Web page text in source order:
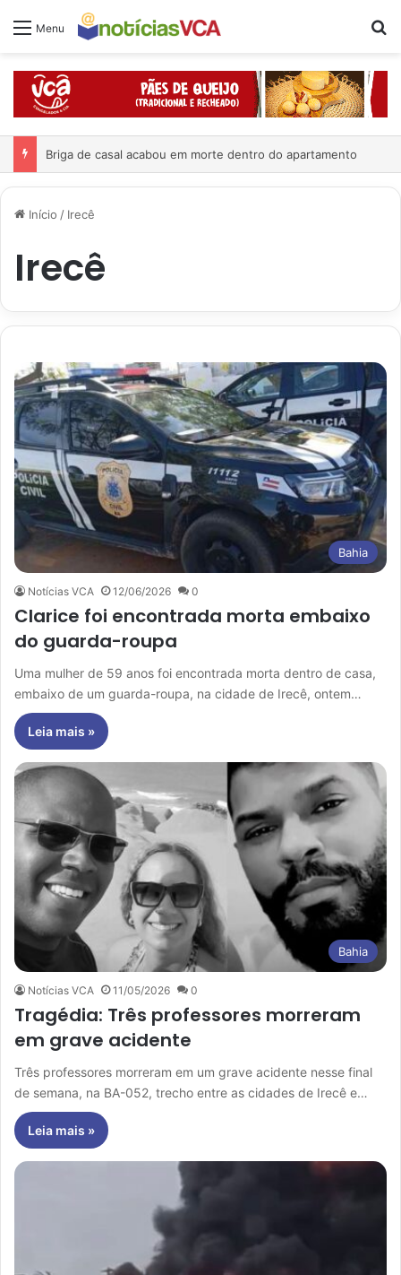
Menu
Briga de casal acabou em morte dentro do apartamento
Início / Irecê
Irecê
Bahia
Notícias VCA 12/06/2026 0
Clarice foi encontrada morta embaixo
do guarda-roupa
Uma mulher de 59 anos foi encontrada morta dentro de casa,
embaixo de um guarda-roupa, na cidade de Irecê, ontem…
Leia mais »
Bahia
Notícias VCA 11/05/2026 0
Tragédia: Três professores morreram
em grave acidente
Três professores morreram em um grave acidente nesse final
de semana, na BA-052, trecho entre as cidades de Irecê e…
Leia mais »